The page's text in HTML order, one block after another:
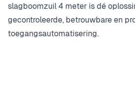
slagboomzuil 4 meter is dé
gecontroleerde, betrouwbare en
toegangsautomatisering.